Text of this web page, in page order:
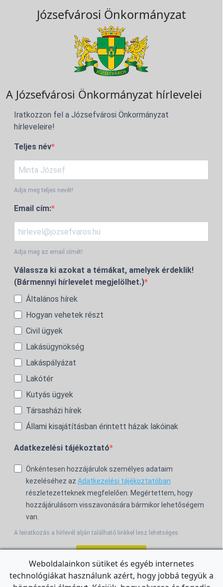
Józsefvárosi Önkormányzat
A Józsefvárosi Önkormányzat hírlevelei
Iratkozzon fel a Józsefvárosi Önkormányzat
hírleveleire!
Teljes név
Adja meg teljes nevét!
Email cím:
Adja meg az email címét!
Válassza ki azokat a témákat, amelyek érdeklik!
(Bármennyi hírlevelet megjelölhet.)
Általános hírek
Hogyan vehetek részt
Civil ügyek
Lakásügynökség
Lakáspályázat
Lakótér
Kutyás ügyek
Társasházi hírek
Állami kisajátításban érintett házak lakóinak
Adatkezelési tájékoztató
Önkéntesen hozzájárulok személyes adataim
kezeléséhez az Adatkezelési tájékoztatóban
részletezetteknek megfelelően. Megértettem, hogy
hozzájárulásom visszavonására bármikor lehetőségem
van.
A leiratkozás a hírlevél alján található linkkel lesz lehetséges.
For the English Newsletter, clickHERE.
Weboldalainkon sütiket és egyéb internetes
technológiákat használunk azért, hogy jobbá tegyük a